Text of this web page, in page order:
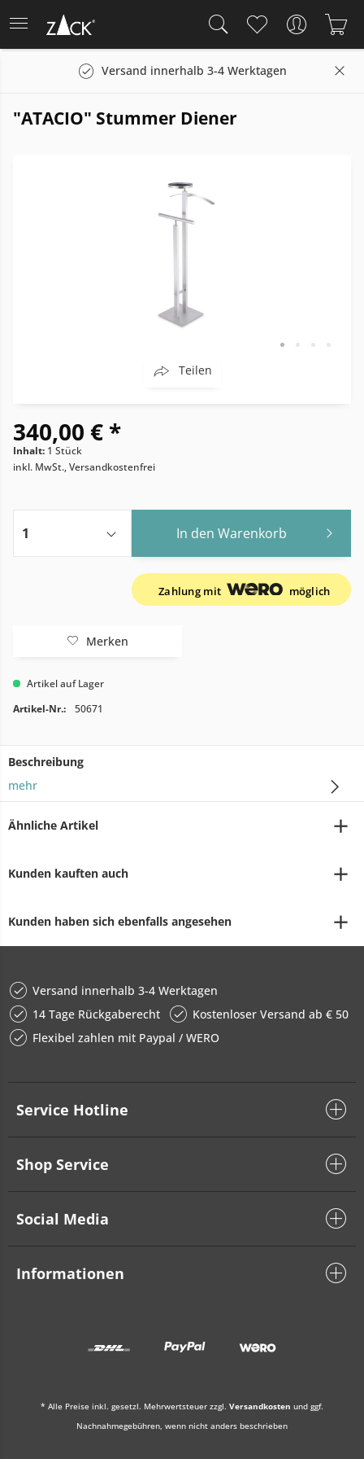
Versand innerhalb 3-4 Werktagen
"ATACIO" Stummer Diener
Teilen
340,00 € *
Inhalt: 1 Stück
inkl. MwSt., Versandkostenfrei
In den Warenkorb
Zahlung mit möglich
Merken
Artikel auf Lager
Artikel-Nr.:
50671
Beschreibung
mehr
Ähnliche Artikel
Kunden kauften auch
Kunden haben sich ebenfalls angesehen
Versand innerhalb 3-4 Werktagen
14 Tage Rückgaberecht
Kostenloser Versand ab € 50
Flexibel zahlen mit Paypal / WERO
Service Hotline
Shop Service
Social Media
Informationen
* Alle Preise inkl. gesetzl. Mehrwertsteuer zzgl. Versandkosten und ggf.
Nachnahmegebühren, wenn nicht anders beschrieben